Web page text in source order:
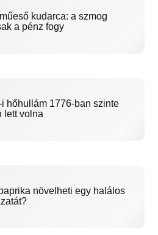
kudarca: a szmog
a pénz fogy
hőhullám 1776-ban szinte
lett volna
növelheti egy halálos